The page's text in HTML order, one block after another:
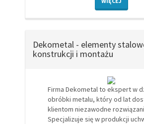
Dekometal - elementy
konstrukcji i montażu
Firma Dekometal to ekspert w
obróbki metalu, który od lat
klientom niezawodne
Specjalizuje się w produkcji